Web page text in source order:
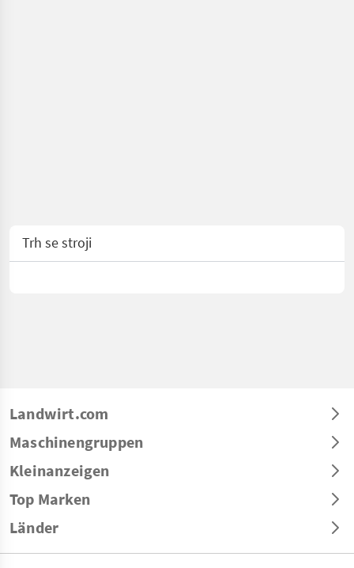
Trh se stroji
Landwirt.com
Maschinengruppen
Kleinanzeigen
Top Marken
Länder